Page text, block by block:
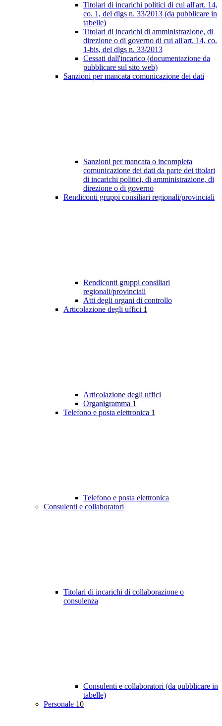
Titolari di incarichi politici di cui all'art. 14,
co. 1, del dlgs n. 33/2013 (da pubblicare in
tabelle)
Titolari di incarichi di amministrazione, di
direzione o di governo di cui all'art. 14, co.
1-bis, del dlgs n. 33/2013
Cessati dall'incarico (documentazione da
pubblicare sul sito web)
Sanzioni per mancata comunicazione dei dati
Sanzioni per mancata o incompleta
comunicazione dei dati da parte dei titolari
di incarichi politici, di amministrazione, di
direzione o di governo
Rendiconti gruppi consiliari regionali/provinciali
Rendiconti gruppi consiliari
regionali/provinciali
Atti degli organi di controllo
Articolazione degli uffici 1
Articolazione degli uffici
Organigramma 1
Telefono e posta elettronica 1
Telefono e posta elettronica
Consulenti e collaboratori
Titolari di incarichi di collaborazione o
consulenza
Consulenti e collaboratori (da pubblicare in
tabelle)
Personale 10